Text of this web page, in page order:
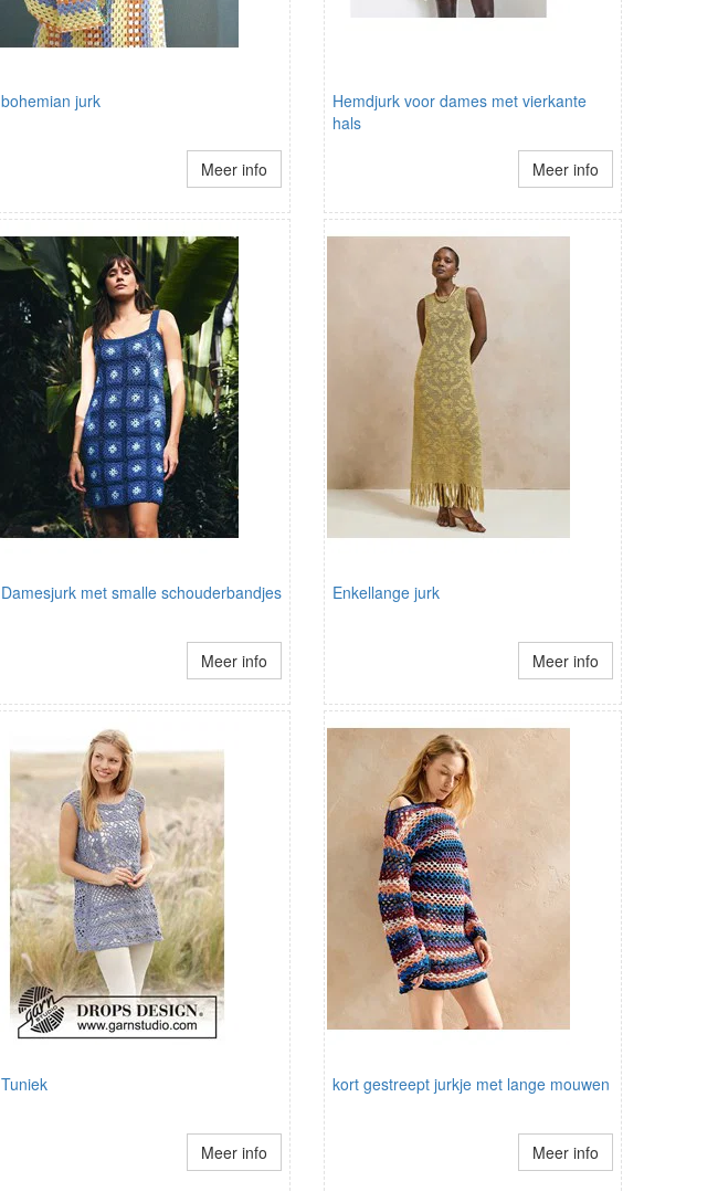
bohemian jurk
Meer info
Hemdjurk voor dames met vierkante
hals
Meer info
Damesjurk met smalle schouderbandjes
Meer info
Enkellange jurk
Meer info
Tuniek
Meer info
kort gestreept jurkje met lange mouwen
Meer info